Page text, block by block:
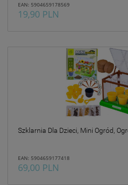
EAN: 5904659178569
19,90 PLN
Szklarnia Dla Dzieci, Mini Ogród,
EAN: 5904659177418
69,00 PLN